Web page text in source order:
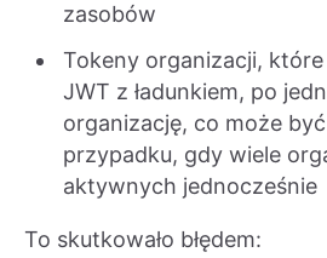
zasobów
Tokeny organizacji,
JWT z ładunkiem, po
organizację, co może
przypadku, gdy wiele
aktywnych jednocześnie
To skutkowało błędem: